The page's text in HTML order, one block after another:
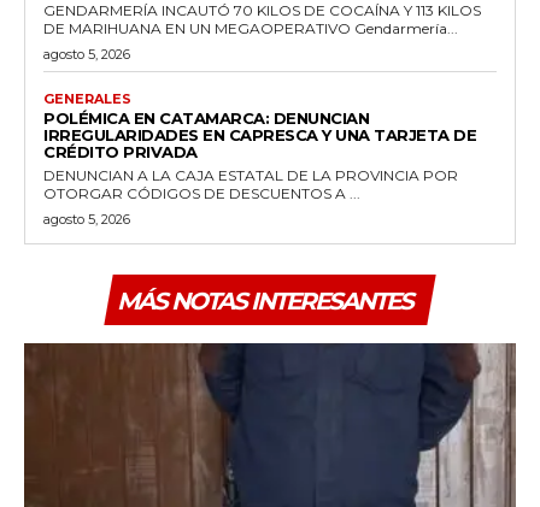
GENDARMERÍA INCAUTÓ 70 KILOS DE COCAÍNA Y 113 KILOS
DE MARIHUANA EN UN MEGAOPERATIVO Gendarmería...
agosto 5, 2026
GENERALES
POLÉMICA EN CATAMARCA: DENUNCIAN
IRREGULARIDADES EN CAPRESCA Y UNA TARJETA DE
CRÉDITO PRIVADA
DENUNCIAN A LA CAJA ESTATAL DE LA PROVINCIA POR
OTORGAR CÓDIGOS DE DESCUENTOS A ...
agosto 5, 2026
MÁS NOTAS INTERESANTES